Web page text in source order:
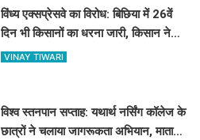
विंध्य एक्सप्रेसवे का विरोध: बिछिया में 26वें
दिन भी किसानों का धरना जारी, किसान नेता
5 दिनों से नजरबंद
VINAY TIWARI
विश्व स्तनपान सप्ताह: यथार्थ नर्सिंग कॉलेज के
छात्रों ने चलाया जागरूकता अभियान, माताओं